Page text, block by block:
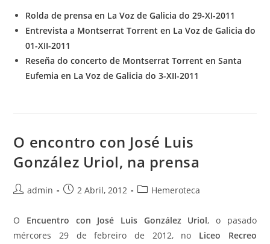
Rolda de prensa en La Voz de Galicia do 29-XI-2011
Entrevista a Montserrat Torrent en La Voz de Galicia do
01-XII-2011
Reseña do concerto de Montserrat Torrent en Santa
Eufemia en La Voz de Galicia do 3-XII-2011
O encontro con José Luis
González Uriol, na prensa
Autor
entrada:
admin
Publicación
2 Abril, 2012
Categoría
entrada:
Hemeroteca
O Encuentro con José Luis González Uriol, o pasado
mércores 29 de febreiro de 2012, no Liceo Recreo